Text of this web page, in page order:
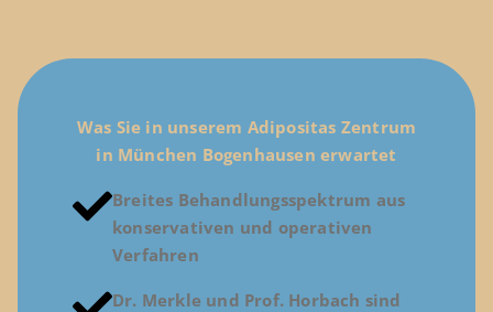
Was Sie in unserem Adipositas Zentrum
in München Bogenhausen erwartet
Breites Behandlungsspektrum aus
konservativen und operativen
Verfahren
Dr. Merkle und Prof. Horbach sind